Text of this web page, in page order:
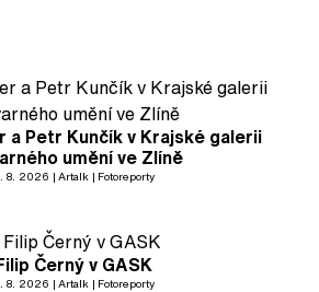
a Petr Kunčík v Krajské galerii
umění ve Zlíně
8. 2026 Artalk Fotoreporty
Černý v GASK
8. 2026 Artalk Fotoreporty